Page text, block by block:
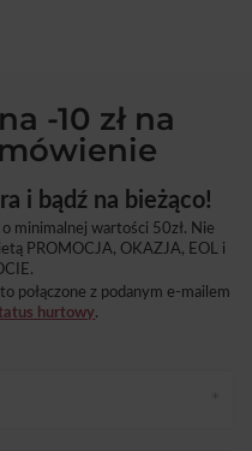
-10 zł na
i bądź na bieżąco!
minimalnej wartości 50zł. Nie
PROMOCJA, OKAZJA, EOL i
połączone z podanym e-mailem
hurtowy.